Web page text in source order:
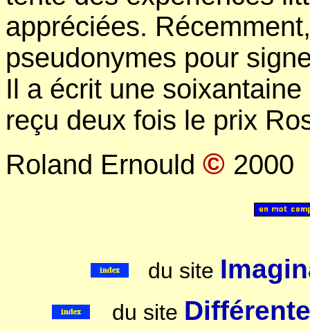
appréciées.
pseudonymes pour
Il a écrit une
reçu deux fois le prix
Roland Ernould © 2000
..
.. du site
.. du site